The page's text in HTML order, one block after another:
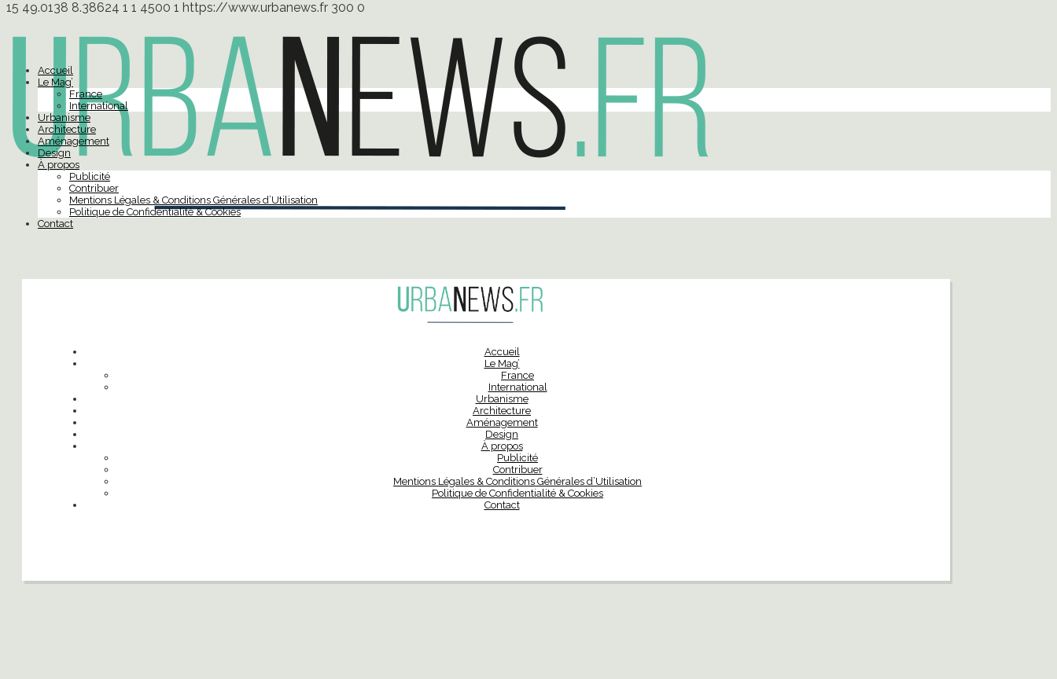
15 49.0138 8.38624 1 1 4500 1 https://www.urbanews.fr 300 0
Accueil
Le Mag’
France
International
Urbanisme
Architecture
Aménagement
Design
À propos
Publicité
Contribuer
Mentions Légales & Conditions Générales d’Utilisation
Politique de Confidentialité & Cookies
Contact
Accueil
Le Mag’
France
International
Urbanisme
Architecture
Aménagement
Design
À propos
Publicité
Contribuer
Mentions Légales & Conditions Générales d’Utilisation
Politique de Confidentialité & Cookies
Contact